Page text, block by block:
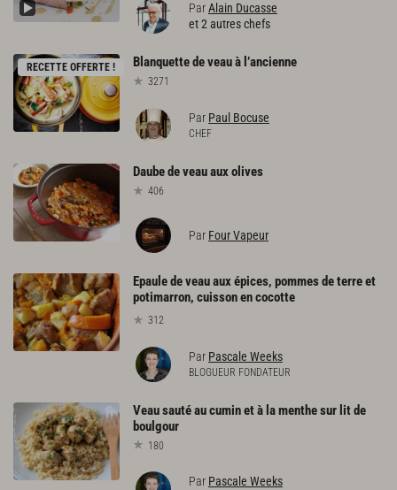
ParAlain Ducasse
et 2 autres chefs
RECETTE OFFERTE ! Blanquettedeveauà l’ancienne
3271
Par Paul Bocuse
CHEF
Daubedeveauauxolives
406
Par Four Vapeur
Epaule de veau aux épices, pommes de terre et
potimarron, cuisson en cocotte
312
Par Pascale Weeks
BLOGUEUR FONDATEUR
Veausautéaucuminetà lamenthesur litde
boulgour
180
Par Pascale Weeks